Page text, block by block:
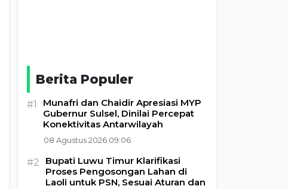
Berita Populer
#1
Munafri dan Chaidir Apresiasi MYP
Gubernur Sulsel, Dinilai Percepat
Konektivitas Antarwilayah
08 Agustus 2026 09:06
#2
Bupati Luwu Timur Klarifikasi
Proses Pengosongan Lahan di
Laoli untuk PSN, Sesuai Aturan dan